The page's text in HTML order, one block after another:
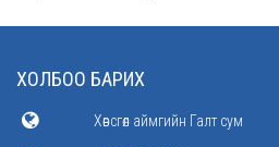
ХОЛБОО БАРИХ
Хөвсгөл аймгийн Галт сум